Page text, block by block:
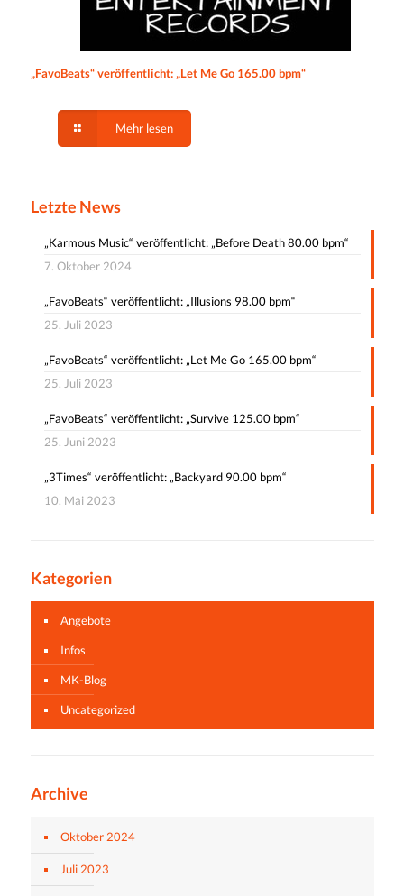
„FavoBeats“ veröffentlicht: „Let Me Go 165.00 bpm“
Mehr lesen
Letzte News
„Karmous Music“ veröffentlicht: „Before Death 80.00 bpm“
7. Oktober 2024
„FavoBeats“ veröffentlicht: „Illusions 98.00 bpm“
25. Juli 2023
„FavoBeats“ veröffentlicht: „Let Me Go 165.00 bpm“
25. Juli 2023
„FavoBeats“ veröffentlicht: „Survive 125.00 bpm“
25. Juni 2023
„3Times“ veröffentlicht: „Backyard 90.00 bpm“
10. Mai 2023
Kategorien
Angebote
Infos
MK-Blog
Uncategorized
Archive
Oktober 2024
Juli 2023